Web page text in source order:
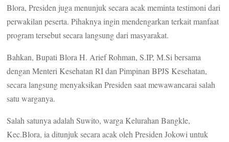
Blora, Presiden juga menunjuk secara acak meminta testimoni dari
perwakilan peserta. Pihaknya ingin mendengarkan terkait manfaat
program tersebut secara langsung dari masyarakat.
Bahkan, Bupati Blora H. Arief Rohman, S.IP, M.Si bersama
dengan Menteri Kesehatan RI dan Pimpinan BPJS Kesehatan,
secara langsung menyaksikan Presiden saat mewawancarai salah
satu warganya.
Salah satunya adalah Suwito, warga Kelurahan Bangkle,
Kec.Blora, ia ditunjuk secara acak oleh Presiden Jokowi untuk